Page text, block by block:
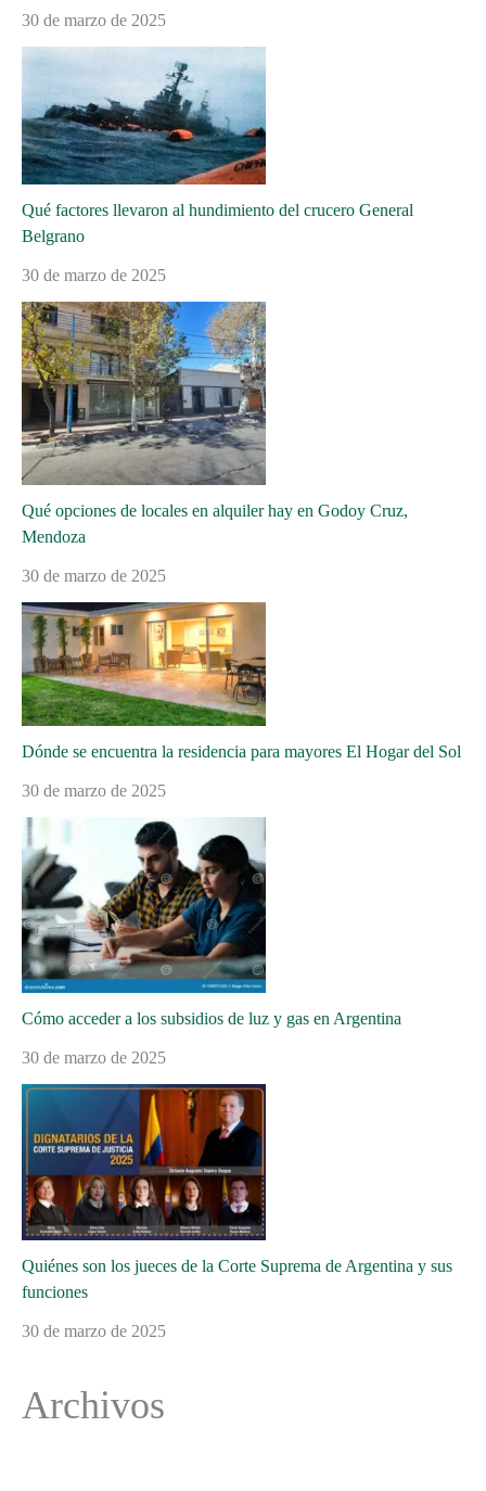
30 de marzo de 2025
Qué factores llevaron al hundimiento del crucero General
Belgrano
30 de marzo de 2025
Qué opciones de locales en alquiler hay en Godoy Cruz,
Mendoza
30 de marzo de 2025
Dónde se encuentra la residencia para mayores El Hogar del Sol
30 de marzo de 2025
Cómo acceder a los subsidios de luz y gas en Argentina
30 de marzo de 2025
Quiénes son los jueces de la Corte Suprema de Argentina y sus
funciones
30 de marzo de 2025
Archivos